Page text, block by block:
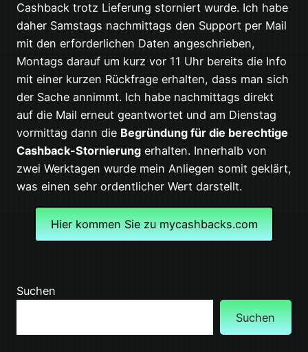
Cashback trotz Lieferung storniert wurde. Ich habe
daher Samstags nachmittags den Support per Mail
mit den erforderlichen Daten angeschrieben,
Montags darauf um kurz vor 11 Uhr bereits die Info
mit einer kurzen Rückfrage erhalten, dass man sich
der Sache annimmt. Ich habe nachmittags direkt
auf die Mail erneut geantwortet und am Dienstag
vormittag dann die Begründung für die berechtige
Cashback-Stornierung erhalten. Innerhalb von
zwei Werktagen wurde mein Anliegen somit geklärt,
was einen sehr ordentlicher Wert darstellt.
Hier kommen Sie zu mycashbacks.com
Suchen
Suchen